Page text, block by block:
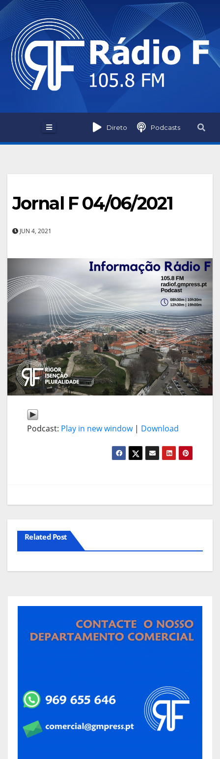
Skip
to
content
Direto Podcasts
Jornal F 04/06/2021
JUN 4, 2021
Podcast: Play in new window| Download
Related Post